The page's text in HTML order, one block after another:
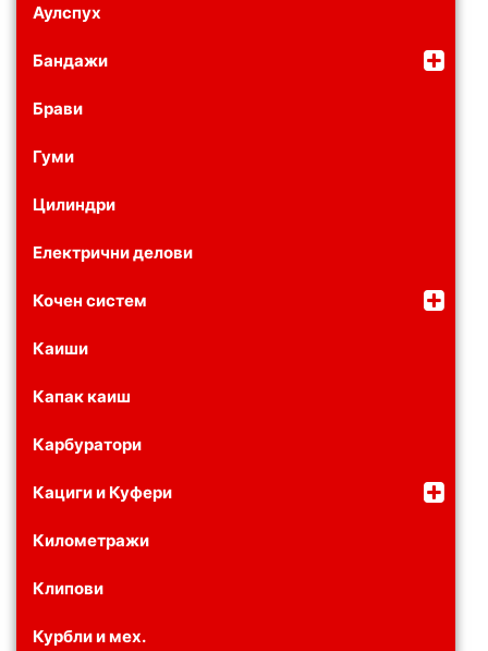
Аулспух
Бандажи
Брави
Гуми
Цилиндри
Електрични делови
Кочен систем
Каиши
Капак каиш
Карбуратори
Кациги и Куфери
Километражи
Клипови
Курбли и мех.